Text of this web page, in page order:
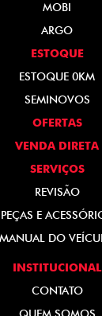
MOBI
ARGO
ESTOQUE
ESTOQUE 0KM
SEMINOVOS
OFERTAS
VENDA DIRETA
SERVIÇOS
REVISÃO
PEÇAS E
MANUAL DO
INSTITUCIONAL
CONTATO